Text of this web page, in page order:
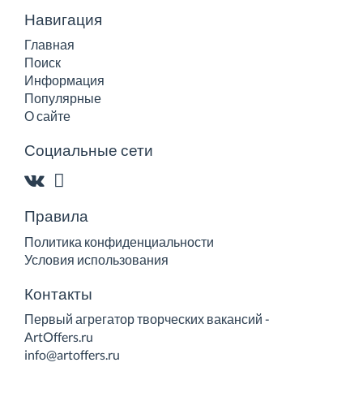
Навигация
Главная
Поиск
Информация
Популярные
О сайте
Социальные сети
Правила
Политика конфиденциальности
Условия использования
Контакты
Первый агрегатор творческих вакансий -
ArtOffers.ru
info@artoffers.ru